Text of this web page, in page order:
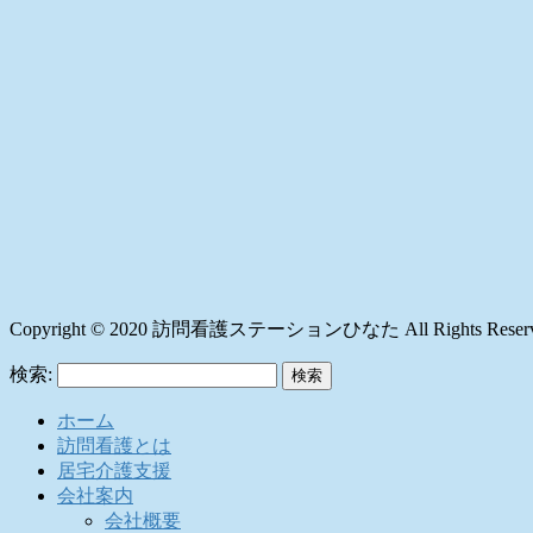
Copyright © 2020 訪問看護ステーションひなた All Rights
検索:
ホーム
訪問看護とは
居宅介護支援
会社案内
会社概要